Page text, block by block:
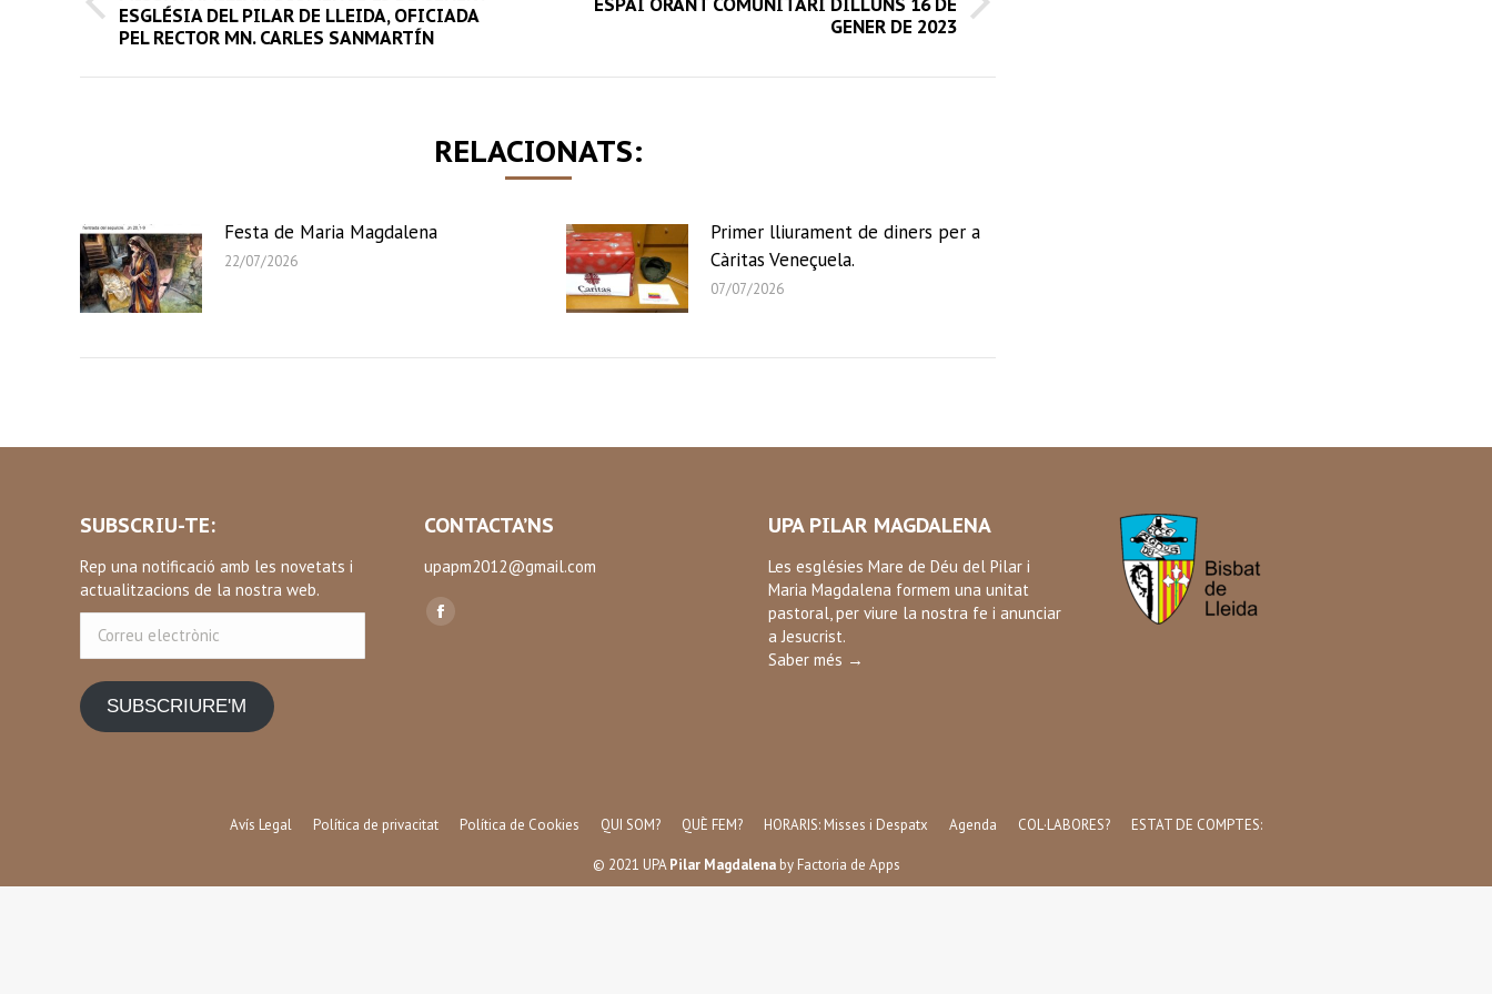
Previous
post:
ESGLÉSIA DEL PILAR DE LLEIDA, OFICIADA
PEL RECTOR MN. CARLES SANMARTÍN
Next
GENER DE 2023
RELACIONATS:
Festa de Maria Magdalena
22/07/2026
Primer lliurament de diners per a
Càritas Veneçuela.
07/07/2026
SUBSCRIU-TE:
Rep una notificació amb les novetats i
actualitzacions de la nostra web.
electrònic
SUBSCRIURE'M
CONTACTA’NS
upapm2012@gmail.com
Find us on:
Facebook
UPA PILAR MAGDALENA
Les esglésies Mare de Déu del Pilar i
Maria Magdalena formem una unitat
pastoral, per viure la nostra fe i anunciar
a Jesucrist.
Saber més →
Avís Legal Política de privacitat Política de Cookies QUI SOM? QUÈ FEM? HORARIS: Misses i Despatx Agenda COL·LABORES? ESTAT DE COMPTES:
© 2021 UPAPilar Magdalenaby Factoria de Apps